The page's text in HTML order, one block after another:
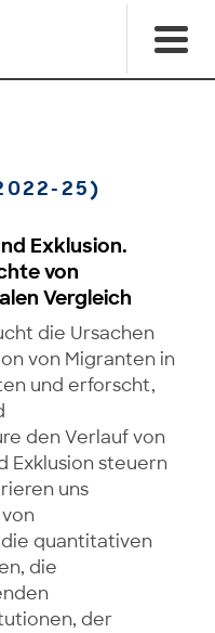
25)
Exklusion.
von
Vergleich
die Ursachen
von Migranten in
und erforscht,
den Verlauf von
Exklusion steuern
uns
quantitativen
die
der